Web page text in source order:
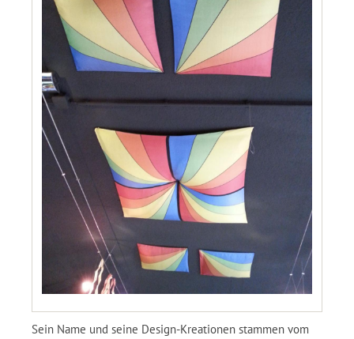
Sein Name und seine Design-Kreationen stammen vom